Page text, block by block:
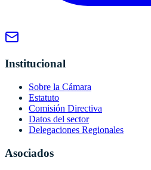
Institucional
Sobre la Cámara
Estatuto
Comisión Directiva
Datos del sector
Delegaciones Regionales
Asociados